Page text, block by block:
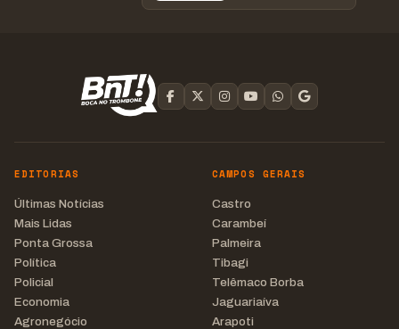
EDITORIAS
Últimas Notícias
Mais Lidas
Ponta Grossa
Política
Policial
Economia
Agronegócio
CAMPOS GERAIS
Castro
Carambeí
Palmeira
Tibagi
Telêmaco Borba
Jaguariaíva
Arapoti